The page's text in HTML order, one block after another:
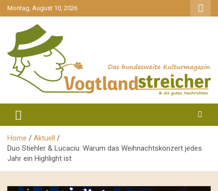
gehe
zum
Montag, August 10, 2026
Vogtlandstreicher
Home
Aktuell
Duo Stiehler & Lucaciu: Warum das Weihnachtskonzert jedes
Jahr ein Highlight ist